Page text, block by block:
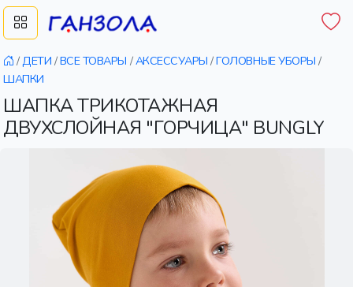
/ДЕТИ /ВСЕ ТОВАРЫ /АКСЕССУАРЫ /ГОЛОВНЫЕ УБОРЫ /
ШАПКИ
ШАПКА ТРИКОТАЖНАЯ
ДВУХСЛОЙНАЯ "ГОРЧИЦА" BUNGLY